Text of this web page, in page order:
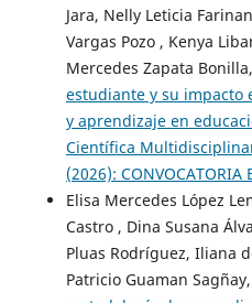
Jara, Nelly Leticia
Vargas Pozo , Kenya
Mercedes Zapata Bonilla,
estudiante y su impacto
y aprendizaje en
Científica
(2026): CONVOCATORIA
Elisa Mercedes López
Castro , Dina Susana
Pluas Rodríguez, Iliana
Patricio Guaman Sagñay,